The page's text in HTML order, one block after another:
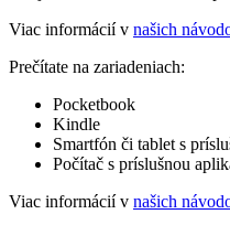
Viac informácií v našich
Prečítate na zariadeniach:
Pocketbook
Kindle
Smartfón či tablet s
Počítač s príslušnou
Viac informácií v našich